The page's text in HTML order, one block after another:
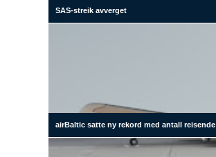
SAS-streik avverget
airBaltic satte ny rekord med antall reisende